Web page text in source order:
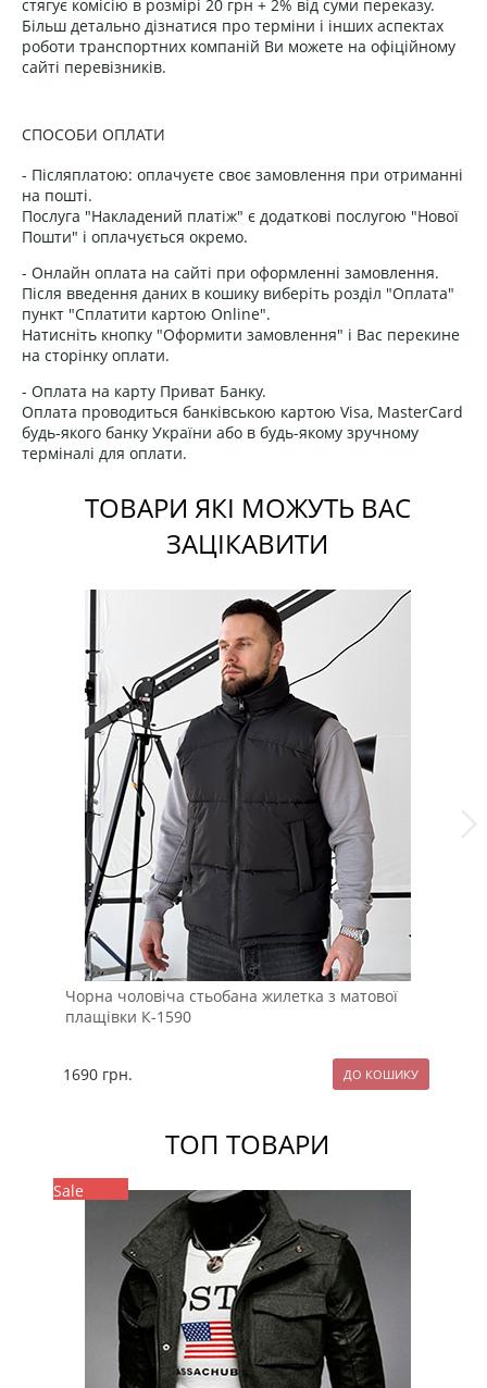
стягує комісію в розмірі 20 грн + 2% від суми переказу.
Більш детально дізнатися про терміни і інших аспектах
роботи транспортних компаній Ви можете на офіційному
сайті перевізників.
СПОСОБИ ОПЛАТИ
- Післяплатою: оплачуєте своє замовлення при отриманні
на пошті.
Послуга "Накладений платіж" є додаткові послугою "Нової
Пошти" і оплачується окремо.
- Онлайн оплата на сайті при оформленні замовлення.
Після введення даних в кошику виберіть розділ "Оплата"
пункт "Сплатити картою Online".
Натисніть кнопку "Оформити замовлення" і Вас перекине
на сторінку оплати.
- Оплата на карту Приват Банку.
Оплата проводиться банківською картою Visa, MasterCard
будь-якого банку України або в будь-якому зручному
терміналі для оплати.
ТОВАРИ ЯКІ МОЖУТЬ ВАС
ЗАЦІКАВИТИ
Чорна чоловіча стьобана жилетка з матової
плащівки К-1590
1690 грн.
ТОП ТОВАРИ
Sale